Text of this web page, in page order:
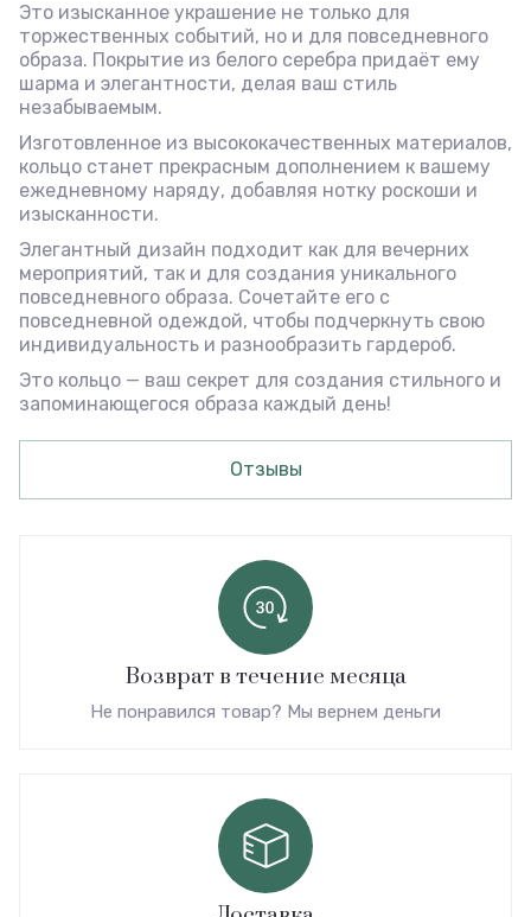
Это изысканное украшение не только для
торжественных событий, но и для повседневного
образа. Покрытие из белого серебра придаёт ему
шарма и элегантности, делая ваш стиль
незабываемым.
Изготовленное из высококачественных материалов,
кольцо станет прекрасным дополнением к вашему
ежедневному наряду, добавляя нотку роскоши и
изысканности.
Элегантный дизайн подходит как для вечерних
мероприятий, так и для создания уникального
повседневного образа. Сочетайте его с
повседневной одеждой, чтобы подчеркнуть свою
индивидуальность и разнообразить гардероб.
Это кольцо — ваш секрет для создания стильного и
запоминающегося образа каждый день!
Отзывы
Возврат в течение месяца
Не понравился товар? Мы вернем деньги